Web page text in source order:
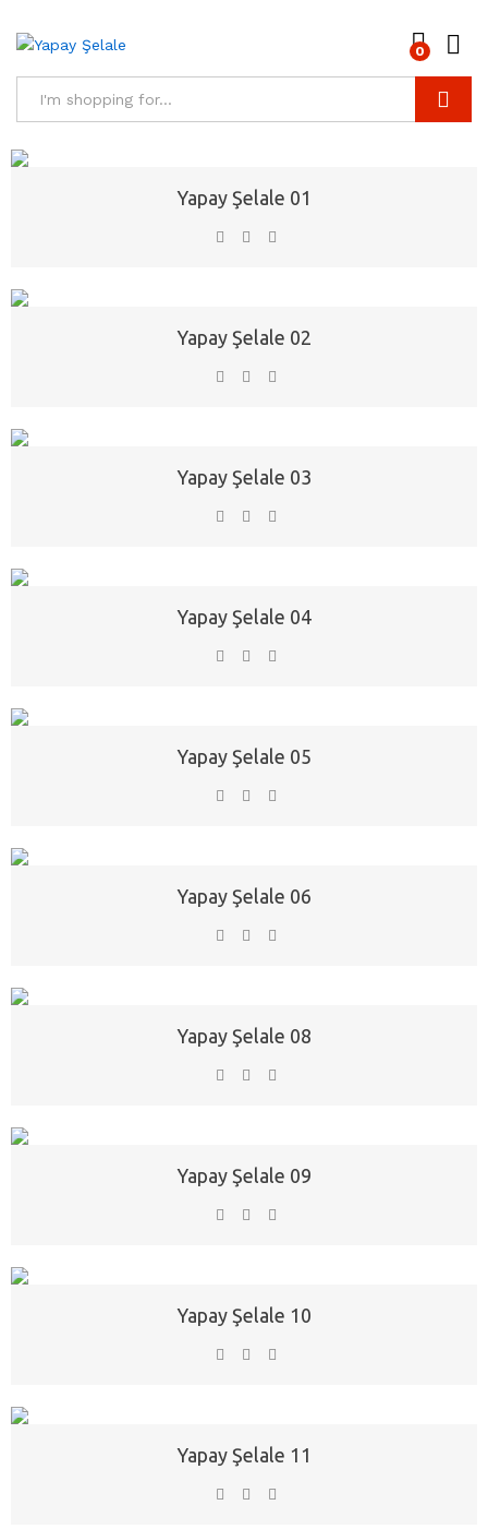
0
Yapay Şelale 01
Yapay Şelale 02
Yapay Şelale 03
Yapay Şelale 04
Yapay Şelale 05
Yapay Şelale 06
Yapay Şelale 08
Yapay Şelale 09
Yapay Şelale 10
Yapay Şelale 11